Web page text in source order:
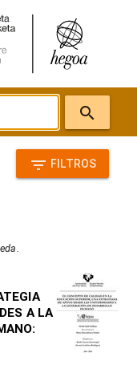
search
filter_list FILTROS
A LA